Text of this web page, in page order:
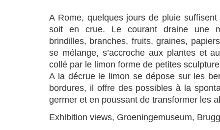
A Rome, quelques jours de pluie
soit en crue. Le courant draine une
brindilles, branches, fruits, graines,
se mélange, s’accroche aux plantes et
collé par le limon forme de petites
A la décrue le limon se dépose sur les
bordures, il offre des possibles à la
germer et en poussant de transformer les
Exhibition views, Groeningemuseum,